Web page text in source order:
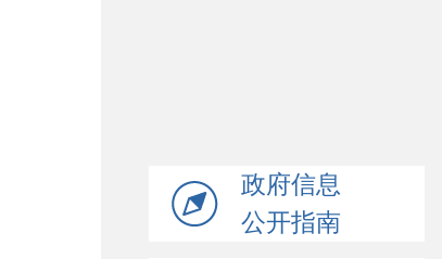
政府信息
公开指南